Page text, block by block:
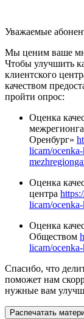
Уважаемые
Мы ценим ваше
Чтобы улучшить
клиентского
качеством
пройти опрос:
Оценка
Оренбург»
licam/
Оценка
центра
licam/
Оценка
Обществом
licam/
Спасибо, что
поможет нам
нужные вам
Распечатать